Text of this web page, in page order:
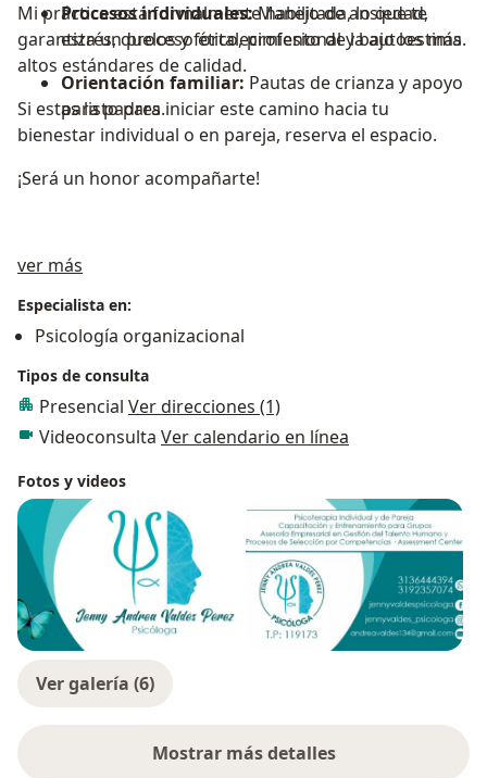
Procesos individuales:Manejo de ansiedad,
estrés, duelos y fortalecimiento de la autoestima.
Orientación familiar: Pautas de crianza y apoyo
para padres.
Mi práctica está formalmente habilitada, lo que te
garantiza un proceso ético, profesional y bajo los más
altos estándares de calidad.
Si estas listo para iniciar este camino hacia tu
bienestar individual o en pareja, reserva el espacio.
¡Será un honor acompañarte!
ver más
Especialista en:
Psicología organizacional
Tipos de consulta
Presencial Ver direcciones (1)
Videoconsulta Ver calendario en línea
Fotos y videos
Ver galería (6)
Mostrar más detalles
sobre la experiencia